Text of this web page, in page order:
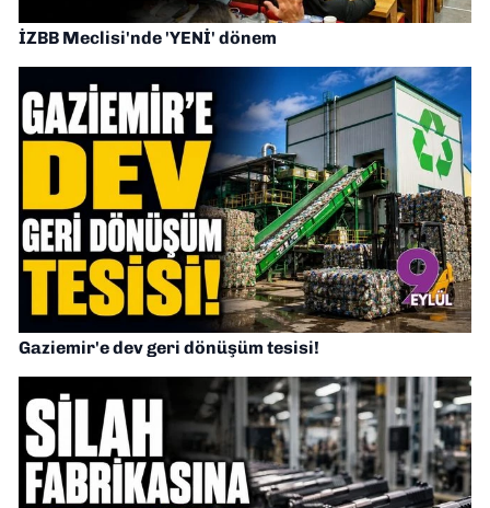
İZBB Meclisi'nde 'YENİ' dönem
Gaziemir'e dev geri dönüşüm tesisi!